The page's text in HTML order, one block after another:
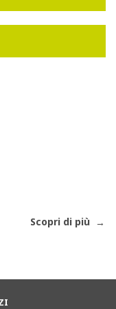
Scopri di più